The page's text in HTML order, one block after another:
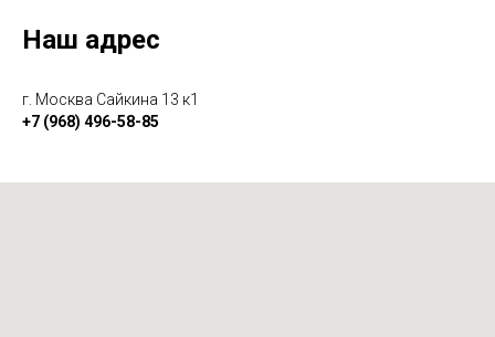
Наш адрес
г. Москва Сайкина 13 к1
+7 (968) 496-58-85